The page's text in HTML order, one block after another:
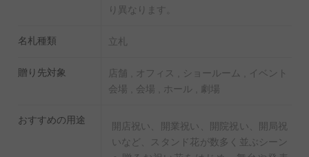
り異なります。
名札種類 立札
贈り先対象
店舗 , オフィス , ショールーム , イベント
会場 , 会場 , ホール , 劇場
おすすめの用途
開店祝い、開業祝い、開院祝い、開局祝
いなど、スタンド花が数多く並ぶシーン